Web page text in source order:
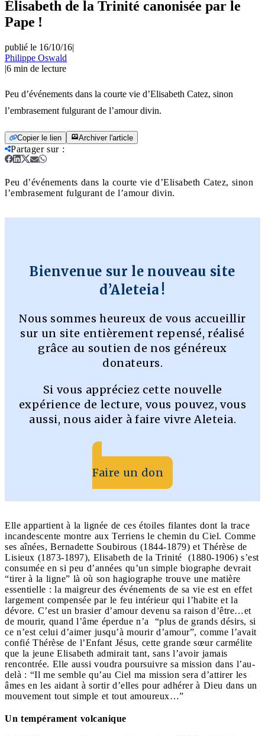
Élisabeth de la Trinité canonisée par le
Pape !
publié le 16/10/16|
Philippe Oswald
|6 min de lecture
Peu d’événements dans la courte vie d’Elisabeth Catez, sinon
l’embrasement fulgurant de l’amour divin.
Copier le lien Archiver l'article
Partager sur:
Peu d’événements dans la courte vie d’Elisabeth Catez, sinon
l’embrasement fulgurant de l’amour divin.
Bienvenue sur le nouveau site
d’Aleteia !
Nous sommes heureux de vous accueillir
sur un site entièrement repensé, réalisé
grâce au soutien de nos généreux
donateurs.
Si vous appréciez cette nouvelle
expérience de lecture, vous pouvez, vous
aussi, nous aider à faire vivre Aleteia.
Faire un don
Elle appartient à la lignée de ces étoiles filantes dont la trace
incandescente montre aux Terriens le chemin du Ciel. Comme
ses aînées, Bernadette Soubirous (1844-1879) et Thérèse de
Lisieux (1873-1897), Elisabeth de la Trinité (1880-1906) s’est
consumée en si peu d’années qu’un simple biographe devrait
“tirer à la ligne” là où son hagiographe trouve une matière
essentielle : la maigreur des événements de sa vie est en effet
largement compensée par le feu intérieur qui l’habite et la
dévore. C’est un brasier d’amour devenu sa raison d’être…et
de mourir, quand l’âme éperdue n’a “plus de grands désirs, si
ce n’est celui d’aimer jusqu’à mourir d’amour”, comme l’avait
confié Thérèse de l’Enfant Jésus, cette grande sœur carmélite
que la jeune Elisabeth admirait tant, sans l’avoir jamais
rencontrée. Elle aussi voudra poursuivre sa mission dans l’au-
delà : “Il me semble qu’au Ciel ma mission sera d’attirer les
âmes en les aidant à sortir d’elles pour adhérer à Dieu dans un
mouvement tout simple et tout amoureux…”
Un tempérament volcanique